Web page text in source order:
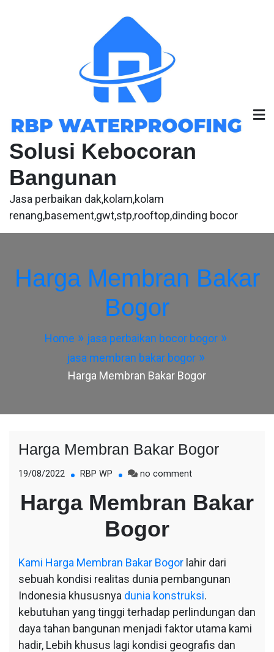
Solusi Kebocoran
Bangunan
Jasa perbaikan dak,kolam,kolam
renang,basement,gwt,stp,rooftop,dinding bocor
Harga Membran Bakar
Bogor
Home
jasa perbaikan bocor bogor
jasa membran bakar bogor
Harga Membran Bakar Bogor
Harga Membran Bakar Bogor
19/08/2022 RBP WP no commenton
Membran
Bakar
Harga Membran Bakar
Bogor
Kami Harga Membran Bakar Bogor lahir dari
sebuah kondisi realitas dunia pembangunan
Indonesia khususnya dunia konstruksi.
kebutuhan yang tinggi terhadap perlindungan dan
daya tahan bangunan menjadi faktor utama kami
hadir, Lebih khusus lagi kondisi geografis dan